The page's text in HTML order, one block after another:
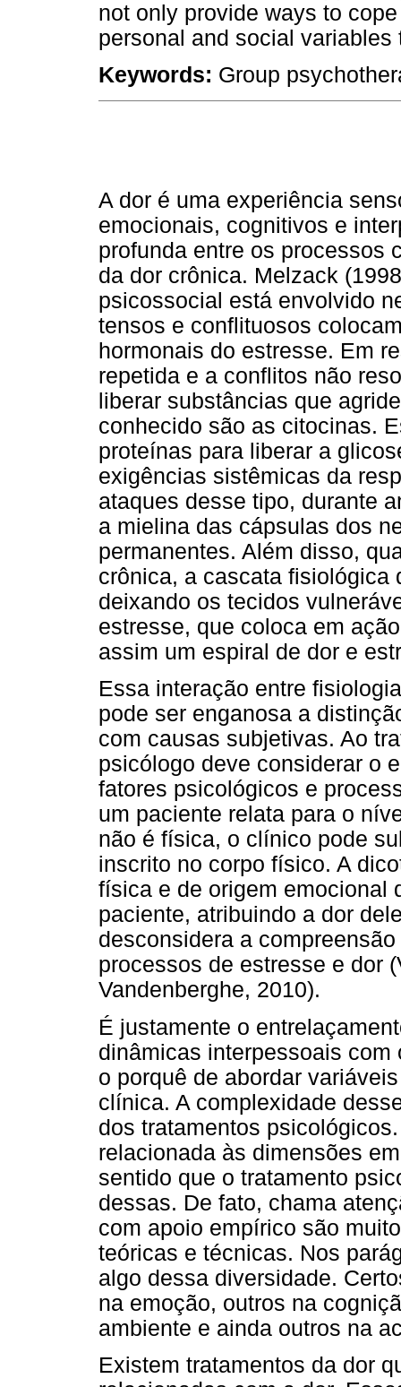
not only provide ways to
personal and social
Keywords: Group
A dor é uma experiência
emocionais, cognitivos e
profunda entre os processos
da dor crônica. Melzack
psicossocial está envolvido
tensos e conflituosos
hormonais do estresse. Em
repetida e a conflitos não
liberar substâncias que
conhecido são as citocinas.
proteínas para liberar a
exigências sistêmicas da
ataques desse tipo, durante
a mielina das cápsulas dos
permanentes. Além disso,
crônica, a cascata fisiológica
deixando os tecidos
estresse, que coloca em
assim um espiral de dor e
Essa interação entre
pode ser enganosa a
com causas subjetivas. Ao
psicólogo deve considerar o
fatores psicológicos e
um paciente relata para o
não é física, o clínico pode
inscrito no corpo físico. A
física e de origem emocional
paciente, atribuindo a dor
desconsidera a
processos de estresse e dor
Vandenberghe, 2010).
É justamente o
dinâmicas interpessoais
o porquê de abordar
clínica. A complexidade
dos tratamentos
relacionada às dimensões
sentido que o tratamento
dessas. De fato, chama
com apoio empírico são
teóricas e técnicas. Nos
algo dessa diversidade.
na emoção, outros na
ambiente e ainda outros na
Existem tratamentos da dor